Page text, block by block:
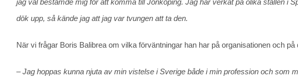
jag väl bestämde mig för att komma till Jönköping. Jag har verkat på olika ställen i
dök upp, så kände jag att jag var tvungen att ta den.
När vi frågar Boris Balibrea om vilka förväntningar han har på organisationen och
– Jag hoppas kunna njuta av min vistelse i Sverige både i min profession och som